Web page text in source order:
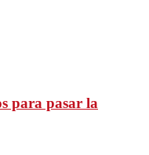
para pasar la